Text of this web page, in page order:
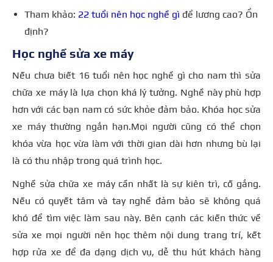
Tham khảo: 22 tuổi nên học nghề gì để lương cao? Ổn
định?
Học nghề sửa xe máy
Nếu chưa biết 16 tuổi nên học nghề gì cho nam thì sửa
chữa xe máy là lựa chọn khá lý tưởng. Nghề này phù hợp
hơn với các bạn nam có sức khỏe đảm bảo. Khóa học sửa
xe máy thường ngắn hạn.Mọi người cũng có thể chọn
khóa vừa học vừa làm với thời gian dài hơn nhưng bù lại
là có thu nhập trong quá trình học.
Nghề sửa chữa xe máy cần nhất là sự kiên trì, cố gắng.
Nếu có quyết tâm và tay nghề đảm bảo sẽ không quá
khó để tìm việc làm sau này. Bên cạnh các kiến thức về
sửa xe mọi người nên học thêm nội dung trang trí, kết
hợp rửa xe để đa dạng dịch vụ, dễ thu hút khách hàng